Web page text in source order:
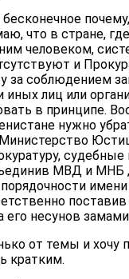
что в стране,
человеком,
и
за соблюдением
иных лиц или
в принципе.
нужно
судебные
МВД и МНБ
имени
поставив
его несунов
от темы и хочу
кратким.